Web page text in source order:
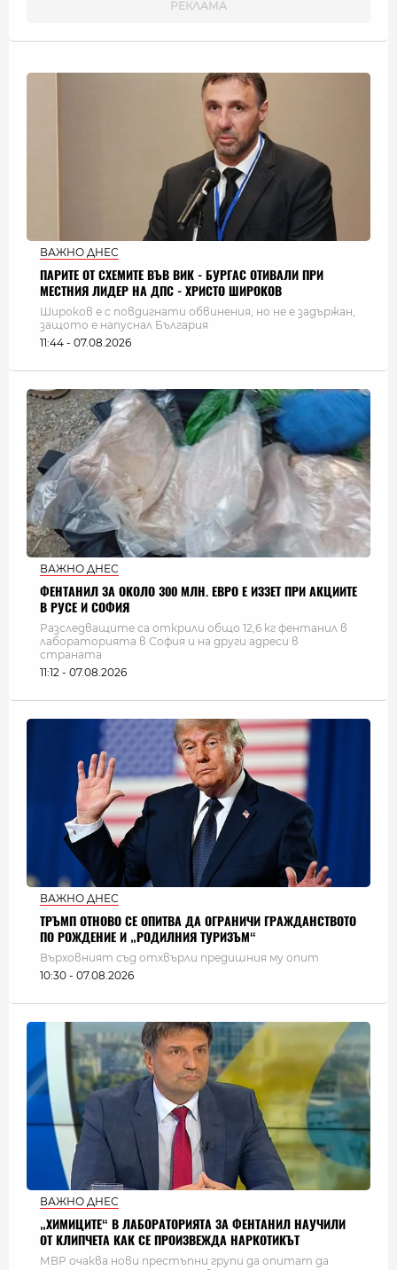
ВАЖНО ДНЕС
ПАРИТЕ ОТ СХЕМИТЕ ВЪВ ВИК - БУРГАС ОТИВАЛИ ПРИ
МЕСТНИЯ ЛИДЕР НА ДПС - ХРИСТО ШИРОКОВ
Широков е с повдигнати обвинения, но не е задържан,
защото е напуснал България
11:44 - 07.08.2026
ВАЖНО ДНЕС
ФЕНТАНИЛ ЗА ОКОЛО 300 МЛН. ЕВРО Е ИЗЗЕТ ПРИ АКЦИИТЕ
В РУСЕ И СОФИЯ
Разследващите са открили общо 12,6 кг фентанил в
лабораторията в София и на други адреси в
страната
11:12 - 07.08.2026
ВАЖНО ДНЕС
ТРЪМП ОТНОВО СЕ ОПИТВА ДА ОГРАНИЧИ ГРАЖДАНСТВОТО
ПО РОЖДЕНИЕ И „РОДИЛНИЯ ТУРИЗЪМ“
Върховният съд отхвърли предишния му опит
10:30 - 07.08.2026
ВАЖНО ДНЕС
„ХИМИЦИТЕ“ В ЛАБОРАТОРИЯТА ЗА ФЕНТАНИЛ НАУЧИЛИ
ОТ КЛИПЧЕТА КАК СЕ ПРОИЗВЕЖДА НАРКОТИКЪТ
МВР очаква нови престъпни групи да опитат да